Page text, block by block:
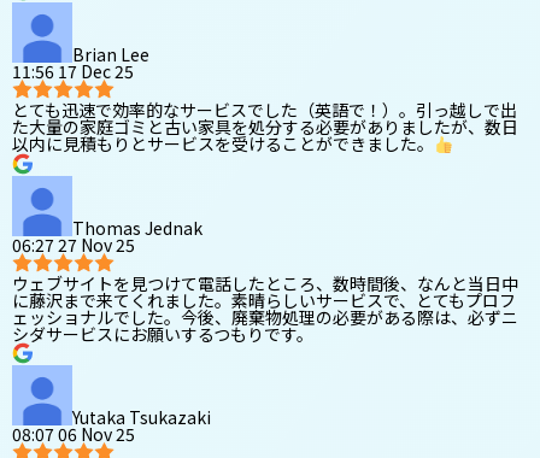
Brian Lee
11:56 17 Dec 25
とても迅速で効率的なサービスでした（英語で！）。引っ越しで出
た大量の家庭ゴミと古い家具を処分する必要がありましたが、数日
以内に見積もりとサービスを受けることができました。
Thomas Jednak
06:27 27 Nov 25
ウェブサイトを見つけて電話したところ、数時間後、なんと当日中
に藤沢まで来てくれました。素晴らしいサービスで、とてもプロフ
ェッショナルでした。今後、廃棄物処理の必要がある際は、必ずニ
シダサービスにお願いするつもりです。
Yutaka Tsukazaki
08:07 06 Nov 25